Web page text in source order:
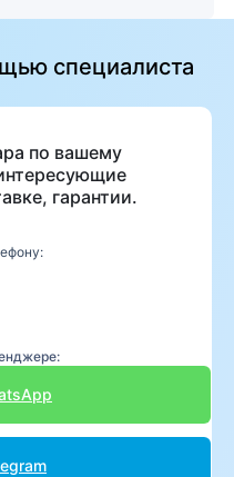
специалиста
по вашему
гарантии.